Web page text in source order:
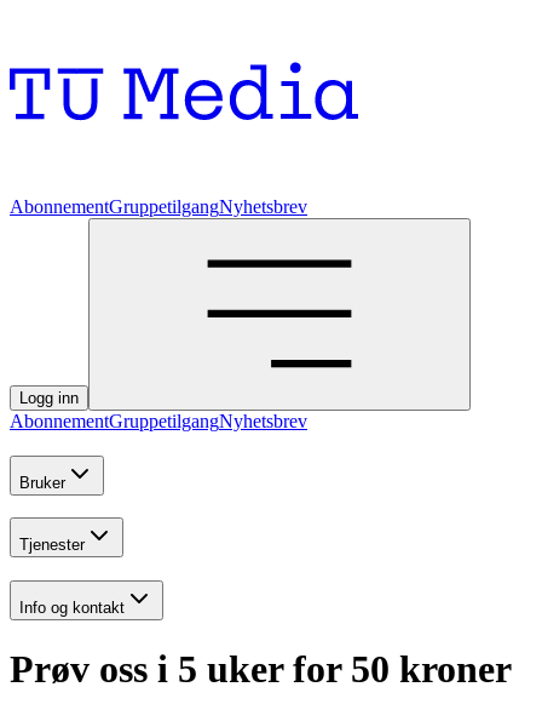
AbonnementGruppetilgangNyhetsbrev
Logg inn
AbonnementGruppetilgangNyhetsbrev
Bruker
Tjenester
Info og kontakt
Prøv oss i 5 uker for 50 kroner